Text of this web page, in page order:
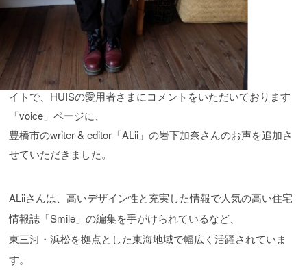
イトで、HUISの愛用者さまにコメントをいただいております
「voice」ページに、
豊橋市のwriter & editor「ALii」の岩下加奈さんのお声を追加さ
せていただきました。
ALiiさんは、高いデザイン性と充実した情報で人気の高い住宅
情報誌「Smile」の編集を手がけられているなど、
東三河・浜松を拠点とした東海地域で幅広く活躍されていま
す。